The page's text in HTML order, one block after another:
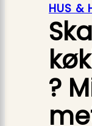
HUS &
?